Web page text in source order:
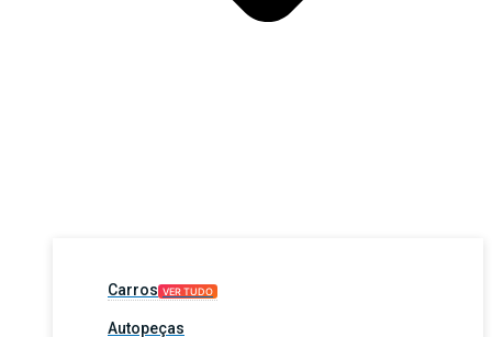
Carros VER TUDO
Autopeças